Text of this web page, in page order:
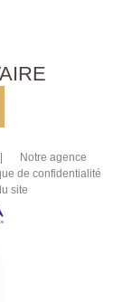
Notre agence
de confidentialité
site